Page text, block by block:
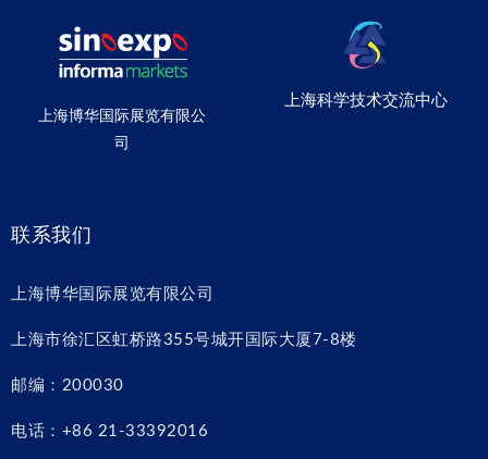
上海博华国际展览有限公
司
上海科学技术交流中心
联系我们
上海博华国际展览有限公司
上海市徐汇区虹桥路355号城开国际大厦7-8楼
邮编：200030
电话：+86 21-33392016